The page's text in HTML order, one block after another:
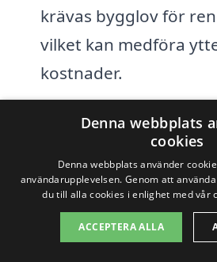
krävas bygglov för
vilket kan medföra
kostnader.
Genom att vara medveten
faktorer och göra en
jämförelse av olika
fasadrenovering i
hitta den bästa lösningen
Denna webbplats
cookies
Denna webbplats använder
användarupplevelsen. Genom att
du till alla cookies i enlighet med vår
ACCEPTERA ALLA